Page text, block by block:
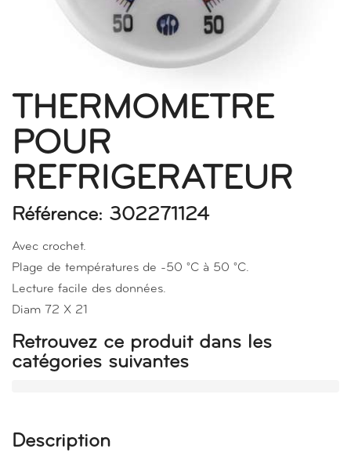
THERMOMETRE
POUR
REFRIGERATEUR
Référence: 302271124
Avec crochet.
Plage de températures de -50 °C à 50 °C.
Lecture facile des données.
Diam 72 X 21
Retrouvez ce produit dans les
catégories suivantes
Description